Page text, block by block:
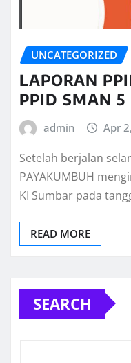
UNCATEGORIZED
LAPORAN
PPID SMAN 5
admin Apr
Setelah berjalan
PAYAKUMBUH
KI Sumbar pada
READ MORE
SEARCH